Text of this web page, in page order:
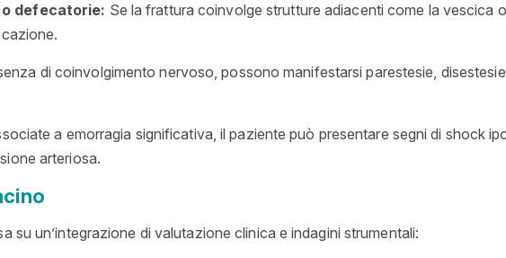
defecatorie: Se la frattura coinvolge strutture adiacenti come la vescica
di coinvolgimento nervoso, possono manifestarsi parestesie,
a emorragia significativa, il paziente può presentare segni di shock
arteriosa.
su un’integrazione di valutazione clinica e indagini strumentali: